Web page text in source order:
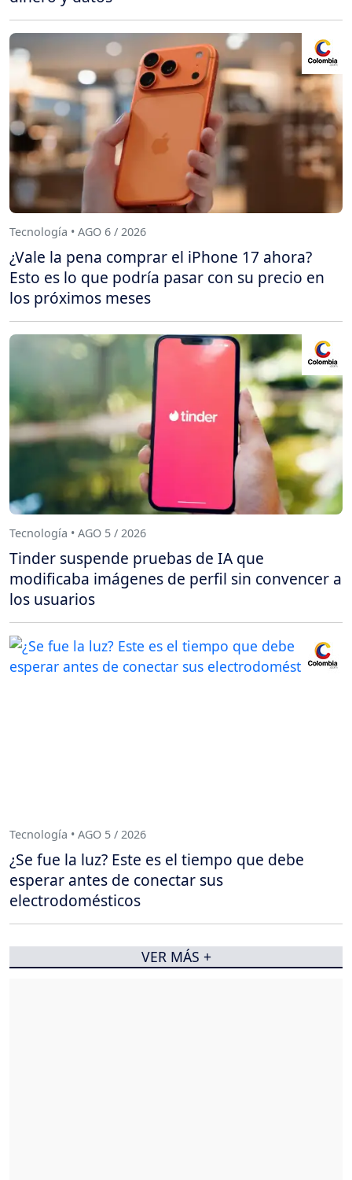
Tecnología • AGO 6 / 2026
¿Vale la pena comprar el iPhone 17 ahora?
Esto es lo que podría pasar con su precio en
los próximos meses
Tecnología • AGO 5 / 2026
Tinder suspende pruebas de IA que
modificaba imágenes de perfil sin convencer a
los usuarios
Tecnología • AGO 5 / 2026
¿Se fue la luz? Este es el tiempo que debe
esperar antes de conectar sus
electrodomésticos
VER MÁS +